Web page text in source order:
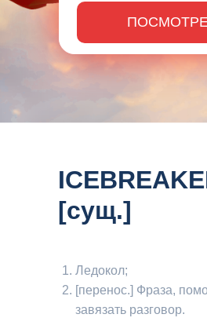
Ледокол;
[перенос.] Фраза,
завязать разговор.
[сущ.]